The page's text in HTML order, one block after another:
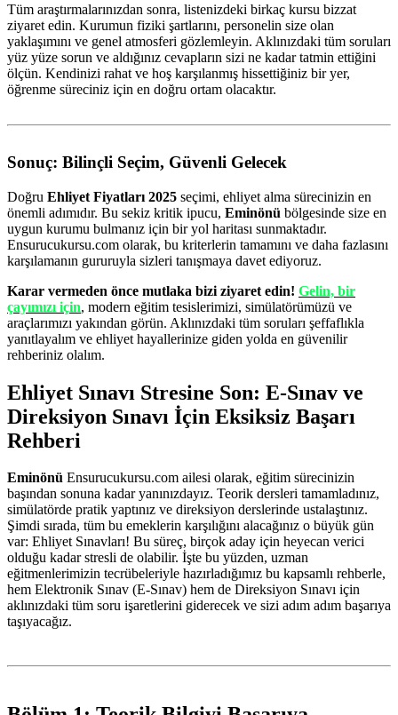
Tüm araştırmalarınızdan sonra, listenizdeki birkaç kursu bizzat
ziyaret edin. Kurumun fiziki şartlarını, personelin size olan
yaklaşımını ve genel atmosferi gözlemleyin. Aklınızdaki tüm soruları
yüz yüze sorun ve aldığınız cevapların sizi ne kadar tatmin ettiğini
ölçün. Kendinizi rahat ve hoş karşılanmış hissettiğiniz bir yer,
öğrenme süreciniz için en doğru ortam olacaktır.
Sonuç: Bilinçli Seçim, Güvenli Gelecek
Doğru Ehliyet Fiyatları 2025 seçimi, ehliyet alma sürecinizin en
önemli adımıdır. Bu sekiz kritik ipucu, Eminönü bölgesinde size en
uygun kurumu bulmanız için bir yol haritası sunmaktadır.
Ensurucukursu.com olarak, bu kriterlerin tamamını ve daha fazlasını
karşılamanın gururuyla sizleri tanışmaya davet ediyoruz.
Karar vermeden önce mutlaka bizi ziyaret edin! Gelin, bir
çayımızı için, modern eğitim tesislerimizi, simülatörümüzü ve
araçlarımızı yakından görün. Aklınızdaki tüm soruları şeffaflıkla
yanıtlayalım ve ehliyet hayallerinize giden yolda en güvenilir
rehberiniz olalım.
Ehliyet Sınavı Stresine Son: E-Sınav ve
Direksiyon Sınavı İçin Eksiksiz Başarı
Rehberi
Eminönü Ensurucukursu.com ailesi olarak, eğitim sürecinizin
başından sonuna kadar yanınızdayız. Teorik dersleri tamamladınız,
simülatörde pratik yaptınız ve direksiyon derslerinde ustalaştınız.
Şimdi sırada, tüm bu emeklerin karşılığını alacağınız o büyük gün
var: Ehliyet Sınavları! Bu süreç, birçok aday için heyecan verici
olduğu kadar stresli de olabilir. İşte bu yüzden, uzman
eğitmenlerimizin tecrübeleriyle hazırladığımız bu kapsamlı rehberle,
hem Elektronik Sınav (E-Sınav) hem de Direksiyon Sınavı için
aklınızdaki tüm soru işaretlerini giderecek ve sizi adım adım başarıya
taşıyacağız.